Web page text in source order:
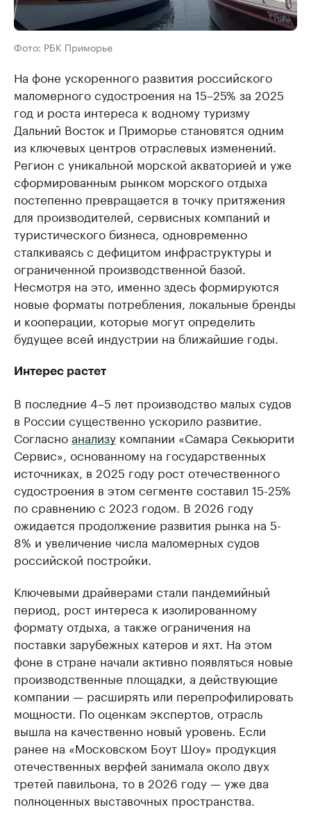
Фото: РБК Приморье
На фоне ускоренного развития российского
маломерного судостроения на 15–25% за 2025
год и роста интереса к водному туризму
Дальний Восток и Приморье становятся одним
из ключевых центров отраслевых изменений.
Регион с уникальной морской акваторией и уже
сформированным рынком морского отдыха
постепенно превращается в точку притяжения
для производителей, сервисных компаний и
туристического бизнеса, одновременно
сталкиваясь с дефицитом инфраструктуры и
ограниченной производственной базой.
Несмотря на это, именно здесь формируются
новые форматы потребления, локальные бренды
и кооперации, которые могут определить
будущее всей индустрии на ближайшие годы.
Интерес растет
В последние 4–5 лет производство малых судов
в России существенно ускорило развитие.
Согласноанализу компании «Самара Секьюрити
Сервис», основанному на государственных
источниках, в 2025 году рост отечественного
судостроения в этом сегменте составил 15-25%
по сравнению с 2023 годом. В 2026 году
ожидается продолжение развития рынка на 5-
8% и увеличение числа маломерных судов
российской постройки.
Ключевыми драйверами стали пандемийный
период, рост интереса к изолированному
формату отдыха, а также ограничения на
поставки зарубежных катеров и яхт. На этом
фоне в стране начали активно появляться новые
производственные площадки, а действующие
компании — расширять или перепрофилировать
мощности. По оценкам экспертов, отрасль
вышла на качественно новый уровень. Если
ранее на «Московском Боут Шоу» продукция
отечественных верфей занимала около двух
третей павильона, то в 2026 году — уже два
полноценных выставочных пространства.